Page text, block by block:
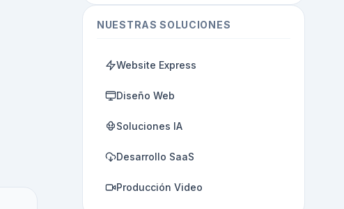
NUESTRAS SOLUCIONES
Website Express
Diseño Web
Soluciones IA
Desarrollo SaaS
Producción Video